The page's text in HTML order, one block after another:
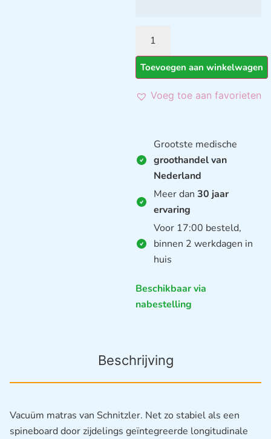
Toevoegen aan winkelwagen
Voeg toe aan favorieten
Grootste medische
groothandel van
Nederland
Meer dan 30 jaar
ervaring
Voor 17:00 besteld,
binnen 2 werkdagen in
huis
Beschikbaar via
nabestelling
Beschrijving
Vacuüm matras van Schnitzler. Net zo stabiel als een
spineboard door zijdelings geïntegreerde longitudinale